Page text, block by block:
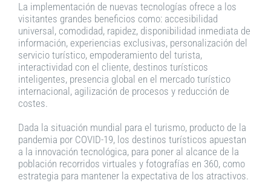
La implementación de nuevas tecnologías ofrece a los
visitantes grandes beneficios como: accesibilidad
universal, comodidad, rapidez, disponibilidad inmediata de
información, experiencias exclusivas, personalización del
servicio turístico, empoderamiento del turista,
interactividad con el cliente, destinos turísticos
inteligentes, presencia global en el mercado turístico
internacional, agilización de procesos y reducción de
costes.
Dada la situación mundial para el turismo, producto de la
pandemia por COVID-19, los destinos turísticos apuestan
a la innovación tecnológica, para poner al alcance de la
población recorridos virtuales y fotografías en 360, como
estrategia para mantener la expectativa de los atractivos.